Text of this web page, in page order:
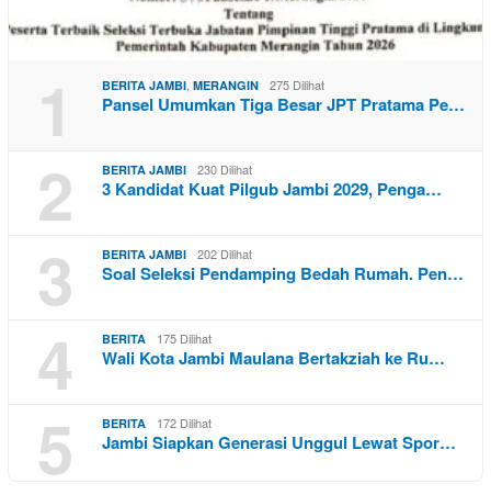
1 BERITA JAMBI MERANGIN 275 Dilihat
Pansel Umumkan Tiga Besar JPT Pratama Pe…
2 BERITA JAMBI 230 Dilihat
3 Kandidat Kuat Pilgub Jambi 2029, Penga…
3 BERITA JAMBI 202 Dilihat
Soal Seleksi Pendamping Bedah Rumah. Pen…
4 BERITA 175 Dilihat
Wali Kota Jambi Maulana Bertakziah ke Ru…
5 BERITA 172 Dilihat
Jambi Siapkan Generasi Unggul Lewat Spor…